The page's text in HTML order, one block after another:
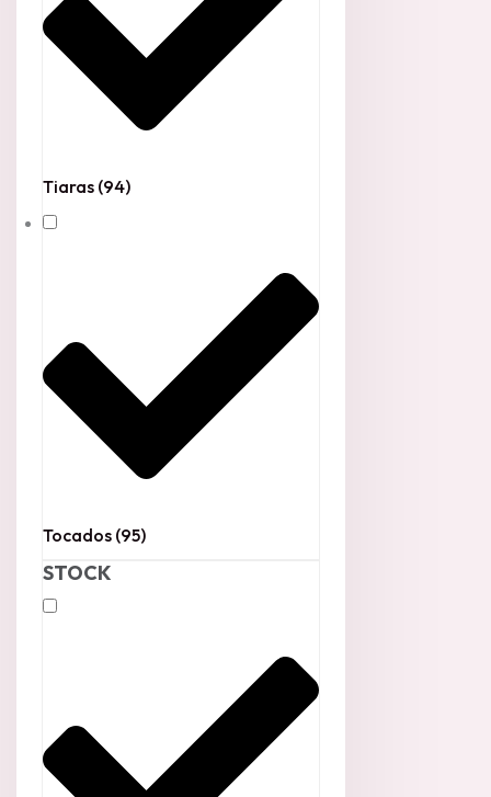
Tiaras (94)
Tocados (95)
STOCK